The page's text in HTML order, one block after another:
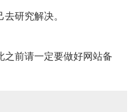
研究解决。
之前请一定要做好网站备